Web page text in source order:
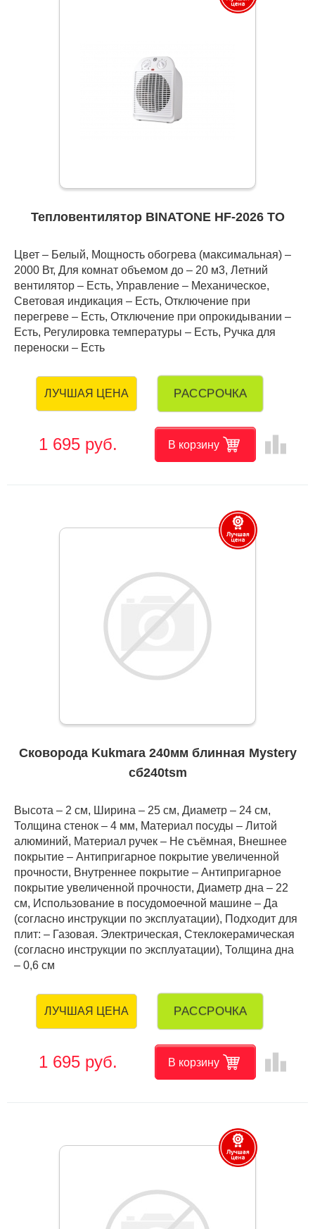
Тепловентилятор BINATONE HF-2026 TO
Цвет – Белый, Мощность обогрева (максимальная) –
2000 Вт, Для комнат объемом до – 20 м3, Летний
вентилятор – Есть, Управление – Механическое,
Световая индикация – Есть, Отключение при
перегреве – Есть, Отключение при опрокидывании –
Есть, Регулировка температуры – Есть, Ручка для
переноски – Есть
ЛУЧШАЯ ЦЕНА РАССРОЧКА
1 695 руб. В корзину leaderboard
Сковорода Kukmara 240мм блинная Mystery
сб240tsm
Высота – 2 см, Ширина – 25 см, Диаметр – 24 см,
Толщина стенок – 4 мм, Материал посуды – Литой
алюминий, Материал ручек – Не съёмная, Внешнее
покрытие – Антипригарное покрытие увеличенной
прочности, Внутреннее покрытие – Антипригарное
покрытие увеличенной прочности, Диаметр дна – 22
см, Использование в посудомоечной машине – Да
(согласно инструкции по эксплуатации), Подходит для
плит: – Газовая. Электрическая, Стеклокерамическая
(согласно инструкции по эксплуатации), Толщина дна
– 0,6 см
ЛУЧШАЯ ЦЕНА РАССРОЧКА
1 695 руб. В корзину leaderboard